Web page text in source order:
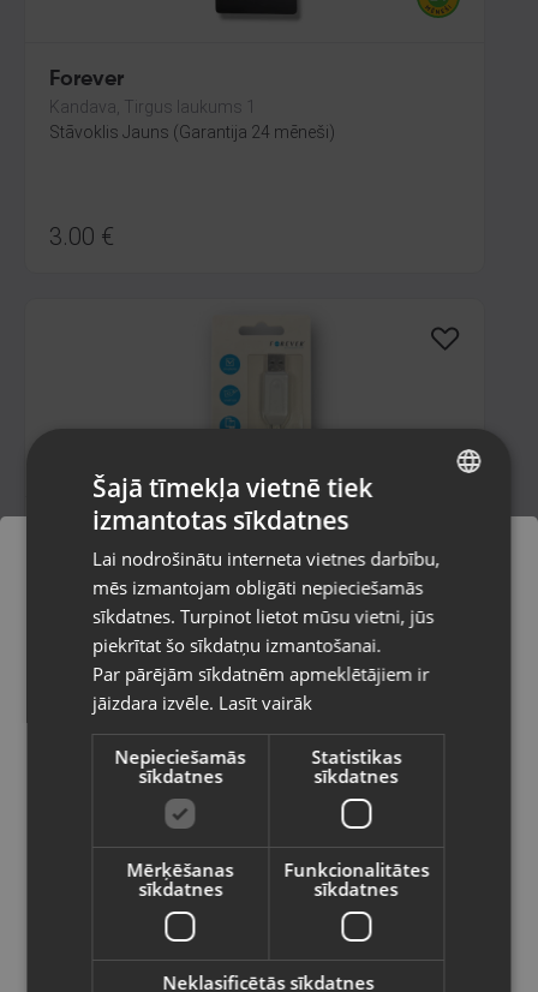
Forever
Kandava, Tirgus laukums 1
Stāvoklis Jauns (Garantija 24 mēneši)
3.00 €
Forever USB otg card reader
Kuldīga, Liepājas iela 9
Stāvoklis Jauns (Garantija 24 mēneši)
3.00€
Flarx USB centrmezgls (Hub)
Pasūtījumi tiks piegādāti uz
izvēlēto valsti
Vietnes saturs būs attēlots izvēlētajā
valodā
Valsts
Latviešu / Latvian
RUSSIAN
Šajā tīmekļa vietnē tiek
izmantotas sīkdatnes
Lai nodrošinātu interneta vietnes darbību,
mēs izmantojam obligāti nepieciešamās
sīkdatnes. Turpinot lietot mūsu vietni, jūs
piekrītat šo sīkdatņu izmantošanai.
Par pārējām sīkdatnēm apmeklētājiem ir
jāizdara izvēle. Lasīt vairāk
Nepieciešamās
sīkdatnes
Statistikas
sīkdatnes
Mērķēšanas
sīkdatnes
Funkcionalitātes
sīkdatnes
Neklasificētās sīkdatnes